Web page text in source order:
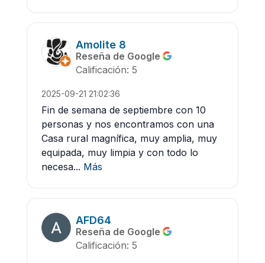
Amolite 8
Reseña de Google
Calificación: 5
2025-09-21 21:02:36
Fin de semana de septiembre con 10
personas y nos encontramos con una
Casa rural magnífica, muy amplia, muy
equipada, muy limpia y con todo lo
necesa... Más
AFD64
Reseña de Google
Calificación: 5